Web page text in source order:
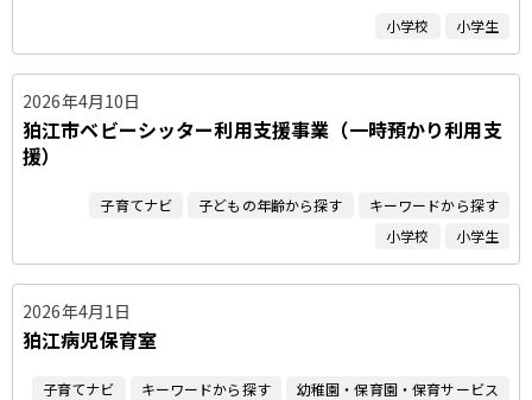
小学校 小学生
2026年4月10日
狛江市ベビーシッター利用支援事業（一時預かり利用支
援）
子育てナビ 子どもの年齢から探す
キーワードから探す
小学校
小学生
2026年4月1日
狛江病児保育室
子育てナビ キーワードから探す
幼稚園・保育園・保育サービス